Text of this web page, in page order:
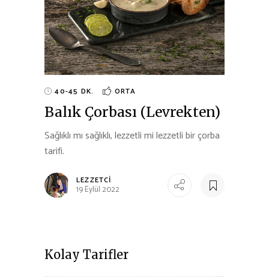
40-45 DK. ORTA
Balık Çorbası (Levrekten)
Sağlıklı mı sağlıklı, lezzetli mi lezzetli bir çorba
tarifi.
LEZZETCI
19 Eylül 2022
Kolay Tarifler